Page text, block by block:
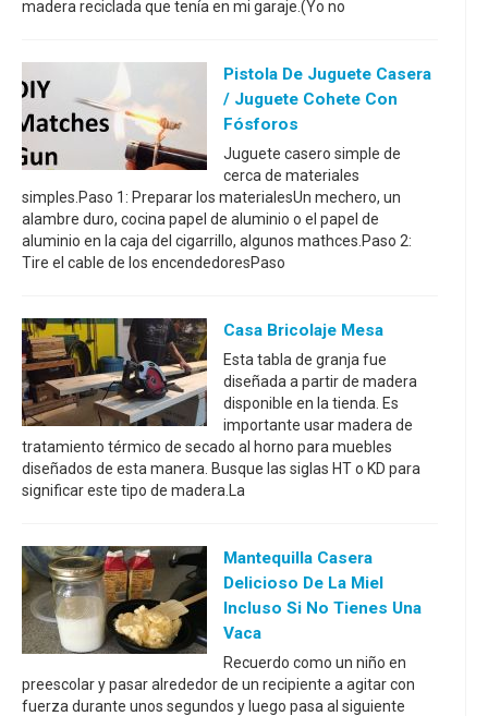
madera reciclada que tenía en mi garaje.(Yo no
Pistola De Juguete Casera
/ Juguete Cohete Con
Fósforos
Juguete casero simple de
cerca de materiales
simples.Paso 1: Preparar los materialesUn mechero, un
alambre duro, cocina papel de aluminio o el papel de
aluminio en la caja del cigarrillo, algunos mathces.Paso 2:
Tire el cable de los encendedoresPaso
Casa Bricolaje Mesa
Esta tabla de granja fue
diseñada a partir de madera
disponible en la tienda. Es
importante usar madera de
tratamiento térmico de secado al horno para muebles
diseñados de esta manera. Busque las siglas HT o KD para
significar este tipo de madera.La
Mantequilla Casera
Delicioso De La Miel
Incluso Si No Tienes Una
Vaca
Recuerdo como un niño en
preescolar y pasar alrededor de un recipiente a agitar con
fuerza durante unos segundos y luego pasa al siguiente